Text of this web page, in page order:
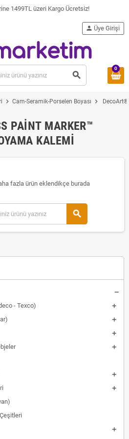
1499TL üzeri Kargo Ücretsiz!
search
person Üye Girişi
0
chevron_right Cam-Seramik-Porselen Boyası chevron_right
- Texco)
PAINT MARKER™
KALEMI
fazla ürün eklendikçe burada
search